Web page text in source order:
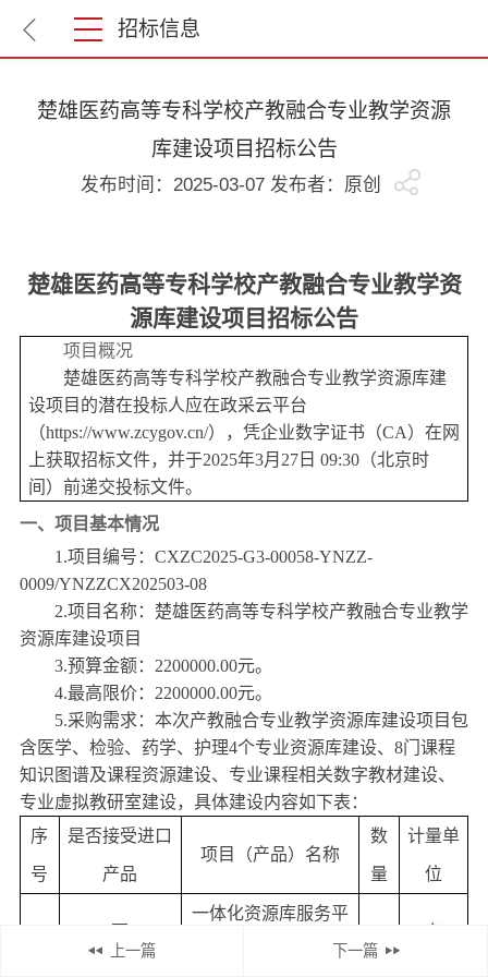
招标信息
楚雄医药高等专科学校产教融合专业教学资源
库建设项目招标公告
发布时间：2025-03-07 发布者：原创
楚雄医药高等专科学校产教融合专业教学资
源库建设项目 招标公告
项目概况
楚雄医药高等专科学校产教融合专业教学资源库建
设项目 的潜在投标人应在政采云平台
（https://www.zcygov.cn/），凭企业数字证书（CA）在网
上获取招标文件，并于2025年3月27日 09:30（北京时
间）前递交投标文件。
一、项目基本情况
1.项目编号： CXZC2025-G3-00058-YNZZ-
0009/YNZZCX202503-08
2.项目名称： 楚雄医药高等专科学校产教融合专业教学
资源库建设项目
3.预算金额： 2200000.00元。
4.最高限价： 2200000.00元。
5.采购需求：本次产教融合专业教学资源库建设项目包
含医学、检验、药学、护理4个专业资源库建设、8门课程
知识图谱及课程资源建设、专业课程相关数字教材建设、
专业虚拟教研室建设，具体建设内容如下表：
序
号
是否接受进口
产品
项目（产品）名称
数
量
计量单
位
一体化资源库服务平
上一篇 下一篇